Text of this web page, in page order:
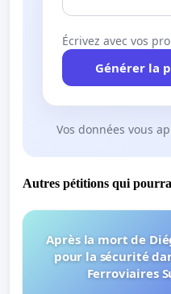
Écrivez avec vos
Générer la
Vos données vous
Autres pétitions qui
Après la mort de
pour la sécurité
Ferroviaires